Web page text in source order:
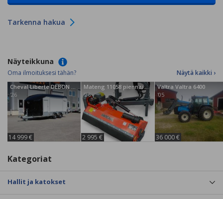
Tarkenna hakua
Näyteikkuna
Oma ilmoituksesi tähän? Näytä kaikki ›
'26
14 999 €
Mateng 11058 piennarmurskain
'26
2 995 €
Valtra Valtra 6400
'05
36 000 €
Kategoriat
Hallit ja katokset